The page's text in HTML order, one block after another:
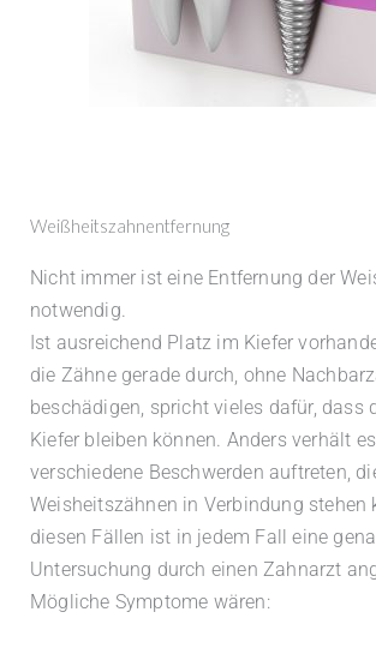
Weißheitszahnentfernung
Nicht immer ist eine Entfernung der
notwendig.
Ist ausreichend Platz im Kiefer
die Zähne gerade durch, ohne
beschädigen, spricht vieles dafür, dass
Kiefer bleiben können. Anders verhält
verschiedene Beschwerden auftreten,
Weisheitszähnen in Verbindung stehen
diesen Fällen ist in jedem Fall eine
Untersuchung durch einen Zahnarzt
Mögliche Symptome wären: